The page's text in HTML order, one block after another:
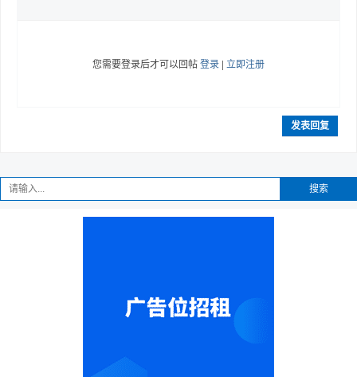
您需要登录后才可以回帖登录 | 立即注册
发表回复
搜索